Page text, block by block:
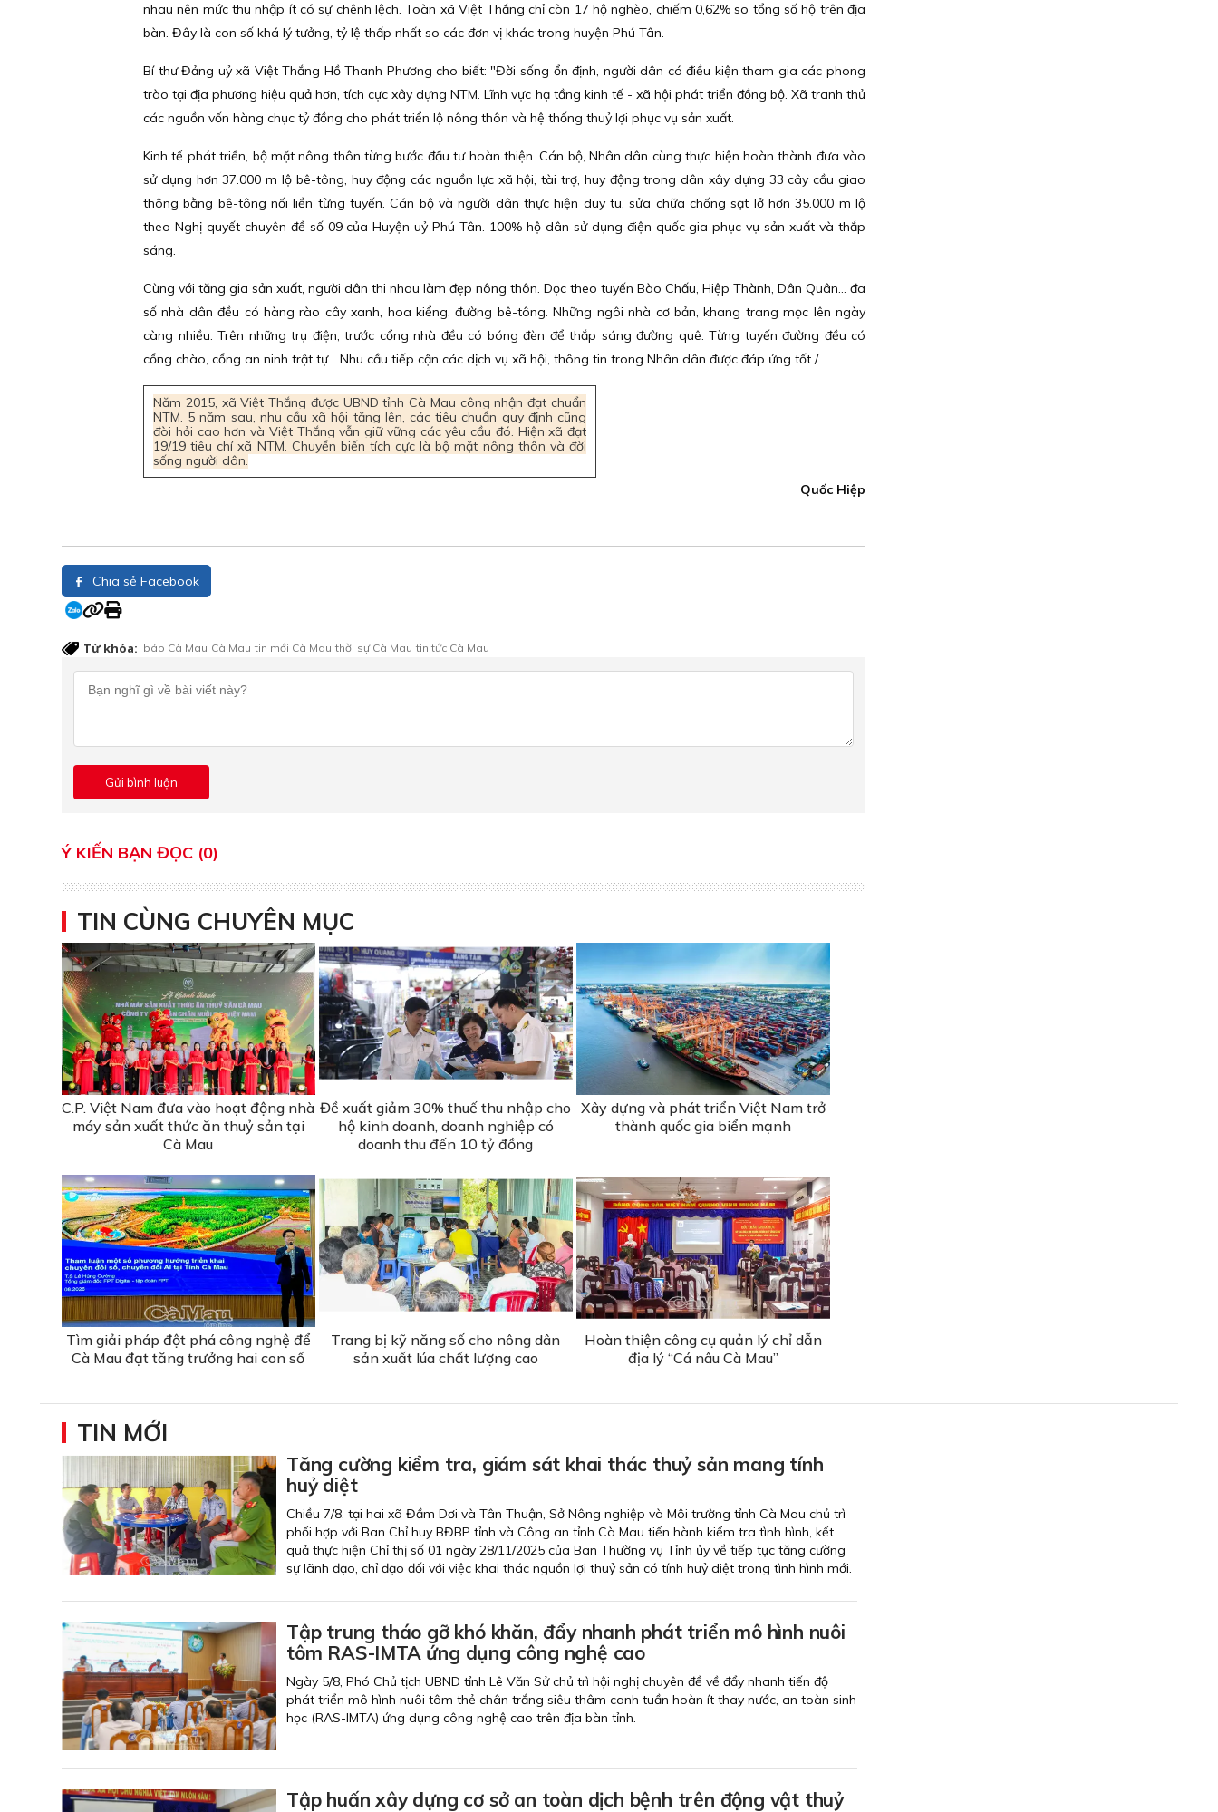
nhau nên mức thu nhập ít có sự chênh lệch. Toàn xã Việt Thắng chỉ còn 17 hộ nghèo, chiếm 0,62% so tổng số hộ trên địa
bàn. Đây là con số khá lý tưởng, tỷ lệ thấp nhất so các đơn vị khác trong huyện Phú Tân.
Bí thư Đảng uỷ xã Việt Thắng Hồ Thanh Phương cho biết: "Đời sống ổn định, người dân có điều kiện tham gia các phong
trào tại địa phương hiệu quả hơn, tích cực xây dựng NTM. Lĩnh vực hạ tầng kinh tế - xã hội phát triển đồng bộ. Xã tranh thủ
các nguồn vốn hàng chục tỷ đồng cho phát triển lộ nông thôn và hệ thống thuỷ lợi phục vụ sản xuất.
Kinh tế phát triển, bộ mặt nông thôn từng bước đầu tư hoàn thiện. Cán bộ, Nhân dân cùng thực hiện hoàn thành đưa vào
sử dụng hơn 37.000 m lộ bê-tông, huy động các nguồn lực xã hội, tài trợ, huy động trong dân xây dựng 33 cây cầu giao
thông bằng bê-tông nối liền từng tuyến. Cán bộ và người dân thực hiện duy tu, sửa chữa chống sạt lở hơn 35.000 m lộ
theo Nghị quyết chuyên đề số 09 của Huyện uỷ Phú Tân. 100% hộ dân sử dụng điện quốc gia phục vụ sản xuất và thắp
sáng.
Cùng với tăng gia sản xuất, người dân thi nhau làm đẹp nông thôn. Dọc theo tuyến Bào Chấu, Hiệp Thành, Dân Quân… đa
số nhà dân đều có hàng rào cây xanh, hoa kiểng, đường bê-tông. Những ngôi nhà cơ bản, khang trang mọc lên ngày
càng nhiều. Trên những trụ điện, trước cổng nhà đều có bóng đèn để thắp sáng đường quê. Từng tuyến đường đều có
cổng chào, cổng an ninh trật tự... Nhu cầu tiếp cận các dịch vụ xã hội, thông tin trong Nhân dân được đáp ứng tốt./.
Năm 2015, xã Việt Thắng được UBND tỉnh Cà Mau công nhận đạt chuẩn
NTM. 5 năm sau, nhu cầu xã hội tăng lên, các tiêu chuẩn quy định cũng
đòi hỏi cao hơn và Việt Thắng vẫn giữ vững các yêu cầu đó. Hiện xã đạt
19/19 tiêu chí xã NTM. Chuyển biến tích cực là bộ mặt nông thôn và đời
sống người dân.
Quốc Hiệp
Chia sẻ Facebook
Từ khóa: báo Cà Mau Cà Mau tin mới Cà Mau thời sự Cà Mau tin tức Cà Mau
Ý KIẾN BẠN ĐỌC (0)
TIN CÙNG CHUYÊN MỤC
C.P. Việt Nam đưa vào hoạt động nhà
máy sản xuất thức ăn thuỷ sản tại
Cà Mau
Đề xuất giảm 30% thuế thu nhập cho
hộ kinh doanh, doanh nghiệp có
doanh thu đến 10 tỷ đồng
Xây dựng và phát triển Việt Nam trở
thành quốc gia biển mạnh
Tìm giải pháp đột phá công nghệ để
Cà Mau đạt tăng trưởng hai con số
Trang bị kỹ năng số cho nông dân
sản xuất lúa chất lượng cao
Hoàn thiện công cụ quản lý chỉ dẫn
địa lý “Cá nâu Cà Mau”
TIN MỚI
Tăng cường kiểm tra, giám sát khai thác thuỷ sản mang tính
huỷ diệt
Chiều 7/8, tại hai xã Đầm Dơi và Tân Thuận, Sở Nông nghiệp và Môi trường tỉnh Cà Mau chủ trì
phối hợp với Ban Chỉ huy BĐBP tỉnh và Công an tỉnh Cà Mau tiến hành kiểm tra tình hình, kết
quả thực hiện Chỉ thị số 01 ngày 28/11/2025 của Ban Thường vụ Tỉnh ủy về tiếp tục tăng cường
sự lãnh đạo, chỉ đạo đối với việc khai thác nguồn lợi thuỷ sản có tính huỷ diệt trong tình hình mới.
Tập trung tháo gỡ khó khăn, đẩy nhanh phát triển mô hình nuôi
tôm RAS-IMTA ứng dụng công nghệ cao
Ngày 5/8, Phó Chủ tịch UBND tỉnh Lê Văn Sử chủ trì hội nghị chuyên đề về đẩy nhanh tiến độ
phát triển mô hình nuôi tôm thẻ chân trắng siêu thâm canh tuần hoàn ít thay nước, an toàn sinh
học (RAS-IMTA) ứng dụng công nghệ cao trên địa bàn tỉnh.
Tập huấn xây dựng cơ sở an toàn dịch bệnh trên động vật thuỷ